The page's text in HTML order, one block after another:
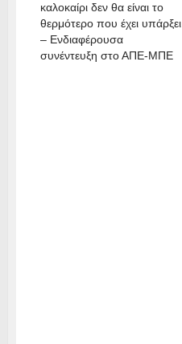
καλοκαίρι δεν θα είναι το
θερμότερο που έχει υπάρξει
– Ενδιαφέρουσα
συνέντευξη στο ΑΠΕ-ΜΠΕ